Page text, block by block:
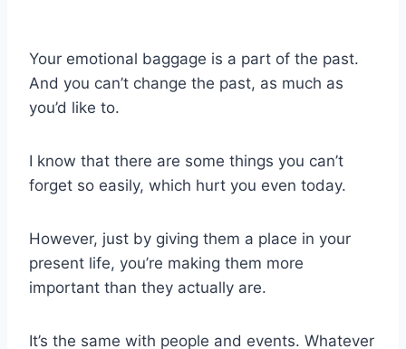
Your emotional baggage is a part of the past.
And you can’t change the past, as much as
you’d like to.
I know that there are some things you can’t
forget so easily, which hurt you even today.
However, just by giving them a place in your
present life, you’re making them more
important than they actually are.
It’s the same with people and events. Whatever